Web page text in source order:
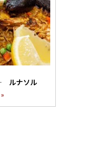
ルナソル